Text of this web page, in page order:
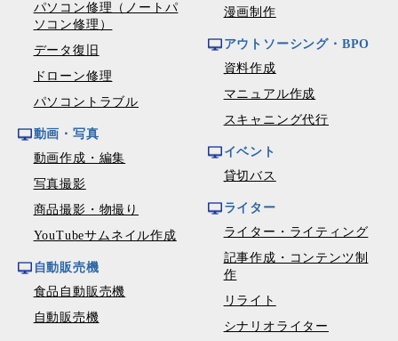
パソコン修理（ノートパ
ソコン修理）
データ復旧
ドローン修理
パソコントラブル
動画・写真
動画作成・編集
写真撮影
商品撮影・物撮り
YouTubeサムネイル作成
自動販売機
食品自動販売機
自動販売機
漫画制作
アウトソーシング・BPO
資料作成
マニュアル作成
スキャニング代行
イベント
貸切バス
ライター
ライター・ライティング
記事作成・コンテンツ制
作
リライト
シナリオライター